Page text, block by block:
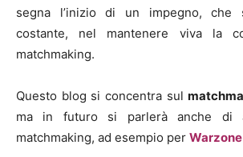
segna l’inizio di un impegno, che
costante, nel mantenere viva la
matchmaking.
Questo blog si concentra sul
ma in futuro si parlerà anche di
matchmaking, ad esempio per Warzone